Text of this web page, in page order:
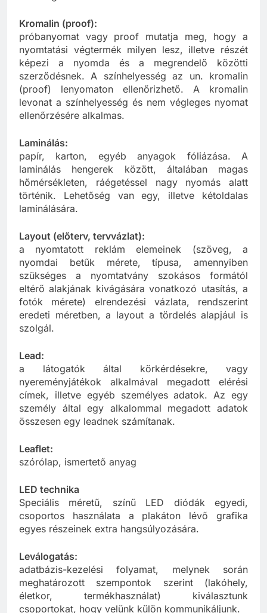
Kromalin (proof):
próbanyomat vagy proof mutatja meg, hogy a
nyomtatási végtermék milyen lesz, illetve részét
képezi a nyomda és a megrendelő közötti
szerződésnek. A színhelyesség az un. kromalin
(proof) lenyomaton ellenőrizhető. A kromalin
levonat a színhelyesség és nem végleges nyomat
Laminálás:
papír, karton, egyéb anyagok fóliázása. A
laminálás hengerek között, általában magas
hőmérsékleten, ráégetéssel nagy nyomás alatt
történik. Lehetőség van egy, illetve kétoldalas
Layout (előterv, tervvázlat):
a nyomtatott reklám elemeinek (szöveg, a
nyomdai betűk mérete, típusa, amennyiben
szükséges a nyomtatvány szokásos formától
eltérő alakjának kivágására vonatkozó utasítás, a
fotók mérete) elrendezési vázlata, rendszerint
eredeti méretben, a layout a tördelés alapjául is
Lead:
a látogatók által körkérdésekre, vagy
nyereményjátékok alkalmával megadott elérési
címek, illetve egyéb személyes adatok. Az egy
személy által egy alkalommal megadott adatok
Leaflet:
LED technika
Speciális méretű, színű LED diódák egyedi,
csoportos használata a plakáton lévő grafika
Leválogatás:
adatbázis-kezelési folyamat, melynek során
meghatározott szempontok szerint (lakóhely,
életkor, termékhasználat) kiválasztunk